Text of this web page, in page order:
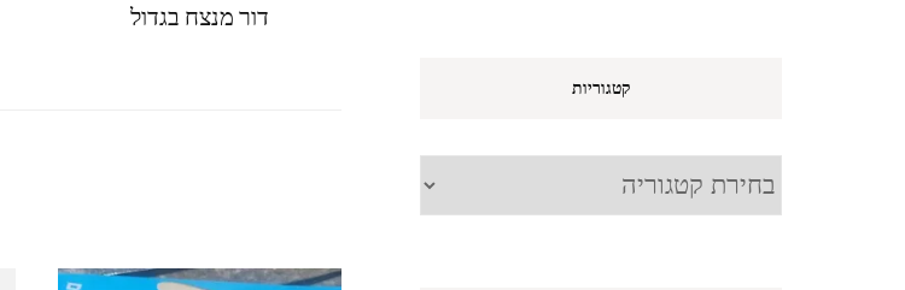
דור מנצח בגדול
קטגוריות
קטגוריות